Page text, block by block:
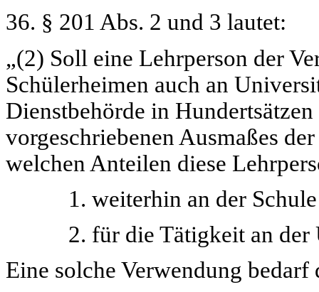
36. § 201 Abs. 2 und 3 lautet:
„(2) Soll eine Lehrperson der
Schülerheimen auch an
Dienstbehörde in
vorgeschriebenen Ausmaßes
welchen Anteilen diese
1. weiterhin an der Schule
2. für die Tätigkeit an der
Eine solche Verwendung